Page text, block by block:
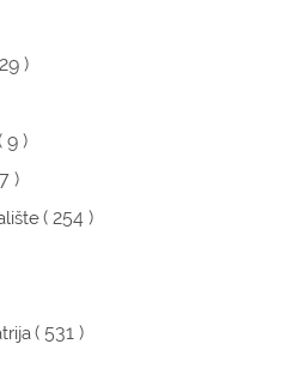
)
9 )
)
( 254 )
( 531 )